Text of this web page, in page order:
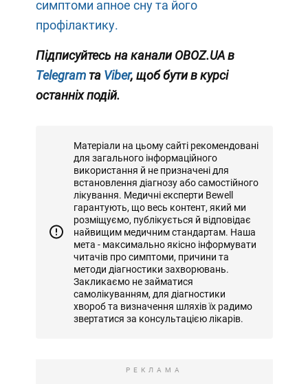
симптоми апное сну та його
профілактику.
Підписуйтесь на канали OBOZ.UA в
Telegram та Viber, щоб бути в курсі
останніх подій.
Матеріали на цьому сайті рекомендовані
для загального інформаційного
використання й не призначені для
встановлення діагнозу або самостійного
лікування. Медичні експерти Bewell
гарантують, що весь контент, який ми
розміщуємо, публікується й відповідає
найвищим медичним стандартам. Наша
мета - максимально якісно інформувати
читачів про симптоми, причини та
методи діагностики захворювань.
Закликаємо не займатися
самолікуванням, для діагностики
хвороб та визначення шляхів їх радимо
звертатися за консультацією лікарів.
РЕКЛАМА